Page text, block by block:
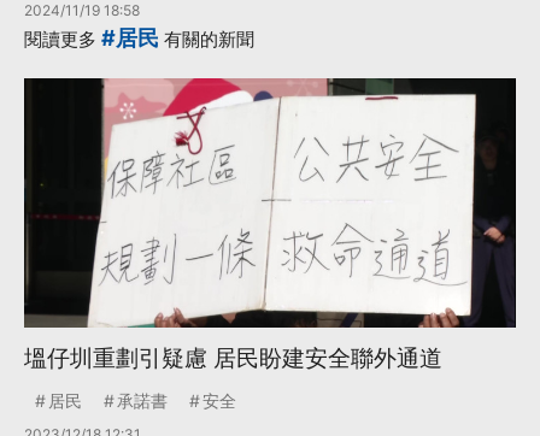
2024/11/19 18:58
閱讀更多 #居民 有關的新聞
塭仔圳重劃引疑慮 居民盼建安全聯外通道
居民 承諾書 安全